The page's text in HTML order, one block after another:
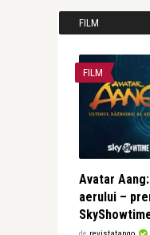
FILM
FILM
Avatar
aerului –